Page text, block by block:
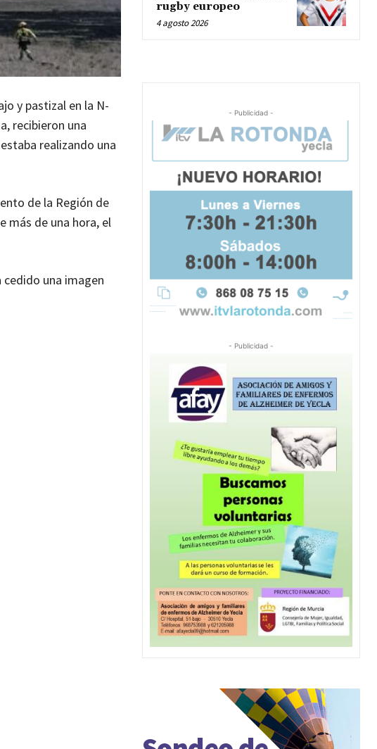
y pastizal en la N-
recibieron una
realizando una
de la Región de
más de una hora, el
una imagen
rugby europeo
4 agosto 2026
- Publicidad -
- Publicidad -